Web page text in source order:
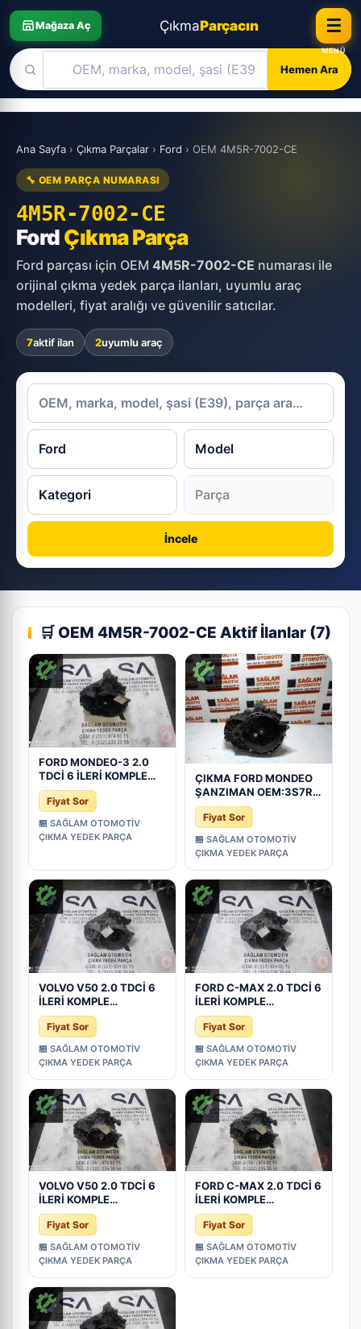
Mağaza Aç ÇıkmaParçacın
Hemen Ara
☰
Skip
content
Ana Sayfa › Çıkma Parçalar › Ford › OEM 4M5R-7002-CE
🔧 OEM PARÇA NUMARASI
4M5R-7002-CE
FordÇıkma Parça
Ford parçası için OEM 4M5R-7002-CE numarası ile
orijinal çıkma yedek parça ilanları, uyumlu araç
modelleri, fiyat aralığı ve güvenilir satıcılar.
7aktif ilan 2uyumlu araç
İncele
🛒 OEM 4M5R-7002-CE Aktif İlanlar (7)
FORD MONDEO-3 2.0
TDCİ 6 İLERİ KOMPLE
ŞANZIMAN 4M5R-
7002-CE
Fiyat Sor
🏪 SAĞLAM OTOMOTİV
ÇIKMA YEDEK PARÇA
ÇIKMA FORD MONDEO
ŞANZIMAN OEM:3S7R-
7F096-4M5R-7002-CE
Fiyat Sor
🏪 SAĞLAM OTOMOTİV
ÇIKMA YEDEK PARÇA
VOLVO V50 2.0 TDCİ 6
İLERİ KOMPLE
ŞANZIMAN OEM; 4M5R-
7002-CE
Fiyat Sor
🏪 SAĞLAM OTOMOTİV
ÇIKMA YEDEK PARÇA
FORD C-MAX 2.0 TDCİ 6
İLERİ KOMPLE
ŞANZIMAN OEM;4M5R-
7002-CE
Fiyat Sor
🏪 SAĞLAM OTOMOTİV
ÇIKMA YEDEK PARÇA
VOLVO V50 2.0 TDCİ 6
İLERİ KOMPLE
ŞANZIMAN OEM; 4M5R-
7002-CE
Fiyat Sor
🏪 SAĞLAM OTOMOTİV
ÇIKMA YEDEK PARÇA
FORD C-MAX 2.0 TDCİ 6
İLERİ KOMPLE
ŞANZIMAN OEM;4M5R-
7002-CE
Fiyat Sor
🏪 SAĞLAM OTOMOTİV
ÇIKMA YEDEK PARÇA